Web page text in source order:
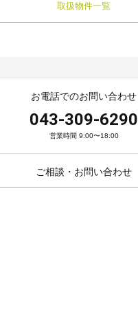
取扱物件一覧
お電話でのお問い合わせ
043-309-6290
営業時間 9:00〜18:00
ご相談・お問い合わせ